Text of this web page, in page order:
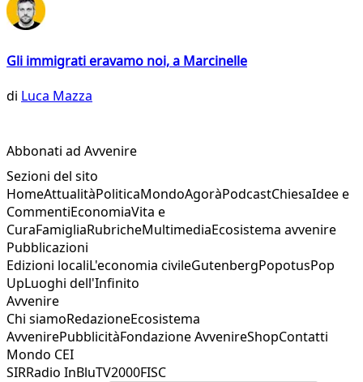
Gli immigrati eravamo noi, a Marcinelle
di Luca Mazza
Abbonati ad Avvenire
Sezioni del sito
HomeAttualitàPoliticaMondoAgoràPodcastChiesaIdee e
CommentiEconomiaVita e
CuraFamigliaRubricheMultimediaEcosistema avvenire
Pubblicazioni
Edizioni localiL'economia civileGutenbergPopotusPop
UpLuoghi dell'Infinito
Avvenire
Chi siamoRedazioneEcosistema
AvvenirePubblicitàFondazione AvvenireShopContatti
Mondo CEI
SIRRadio InBluTV2000FISC